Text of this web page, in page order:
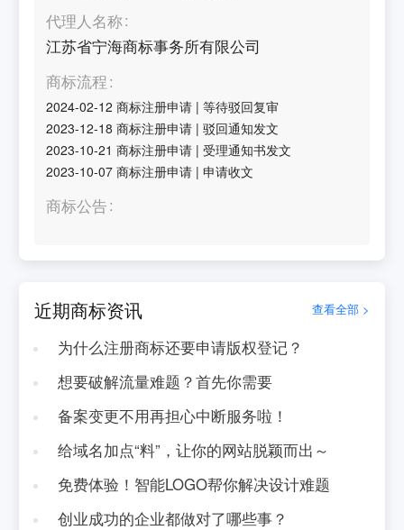
代理人名称
江苏省宁海商标事务所有限公司
商标流程
2024-02-12 商标注册申请 |等待驳回复审
2023-12-18 商标注册申请 |驳回通知发文
2023-10-21 商标注册申请 |受理通知书发文
2023-10-07 商标注册申请 |申请收文
商标公告
近期商标资讯 查看全部 >
为什么注册商标还要申请版权登记？
想要破解流量难题？首先你需要
备案变更不用再担心中断服务啦！
给域名加点“料”，让你的网站脱颖而出～
免费体验！智能LOGO帮你解决设计难题
创业成功的企业都做对了哪些事？